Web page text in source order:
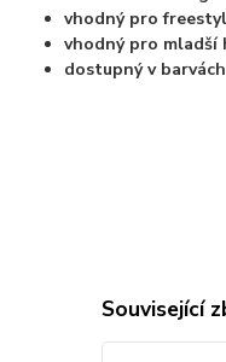
vhodný pro freestyl
vhodný pro mladší
dostupný v
Související